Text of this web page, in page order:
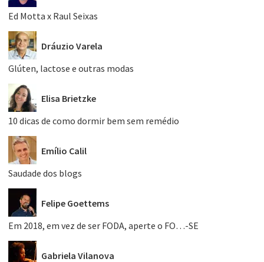
Ed Motta x Raul Seixas
Dráuzio Varela
Glúten, lactose e outras modas
Elisa Brietzke
10 dicas de como dormir bem sem remédio
Emílio Calil
Saudade dos blogs
Felipe Goettems
Em 2018, em vez de ser FODA, aperte o FO…-SE
Gabriela Vilanova